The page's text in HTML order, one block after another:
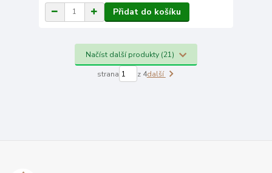
Přidat do košíku
Načíst další produkty (21)
strana z 4další